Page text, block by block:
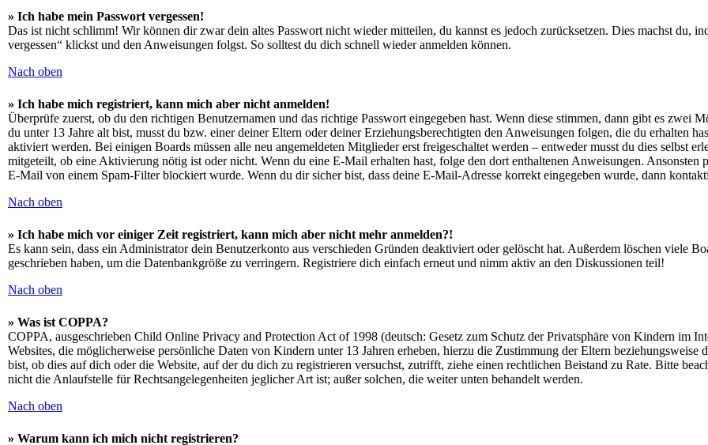
» Ich habe mein Passwort vergessen!
Das ist nicht schlimm! Wir können dir zwar dein altes Passwort nicht wieder mitteilen, du kannst es jedoch zurücksetzen. Dies machst du,
vergessen“ klickst und den Anweisungen folgst. So solltest du dich schnell wieder anmelden können.
Nach oben
» Ich habe mich registriert, kann mich aber nicht anmelden!
Überprüfe zuerst, ob du den richtigen Benutzernamen und das richtige Passwort eingegeben hast. Wenn diese stimmen, dann gibt es zwei
du unter 13 Jahre alt bist, musst du bzw. einer deiner Eltern oder deiner Erziehungsberechtigten den Anweisungen folgen, die du erhalten
aktiviert werden. Bei einigen Boards müssen alle neu angemeldeten Mitglieder erst freigeschaltet werden – entweder musst du dies selbst
mitgeteilt, ob eine Aktivierung nötig ist oder nicht. Wenn du eine E-Mail erhalten hast, folge den dort enthaltenen Anweisungen.
E-Mail von einem Spam-Filter blockiert wurde. Wenn du dir sicher bist, dass deine E-Mail-Adresse korrekt eingegeben wurde, dann
Nach oben
» Ich habe mich vor einiger Zeit registriert, kann mich aber nicht mehr anmelden?!
Es kann sein, dass ein Administrator dein Benutzerkonto aus verschieden Gründen deaktiviert oder gelöscht hat. Außerdem löschen viele
geschrieben haben, um die Datenbankgröße zu verringern. Registriere dich einfach erneut und nimm aktiv an den Diskussionen teil!
Nach oben
» Was ist COPPA?
COPPA, ausgeschrieben Child Online Privacy and Protection Act of 1998 (deutsch: Gesetz zum Schutz der Privatsphäre von Kindern im
Websites, die möglicherweise persönliche Daten von Kindern unter 13 Jahren erheben, hierzu die Zustimmung der Eltern beziehungsweise
bist, ob dies auf dich oder die Website, auf der du dich zu registrieren versuchst, zutrifft, ziehe einen rechtlichen Beistand zu Rate. Bitte
nicht die Anlaufstelle für Rechtsangelegenheiten jeglicher Art ist; außer solchen, die weiter unten behandelt werden.
Nach oben
» Warum kann ich mich nicht registrieren?